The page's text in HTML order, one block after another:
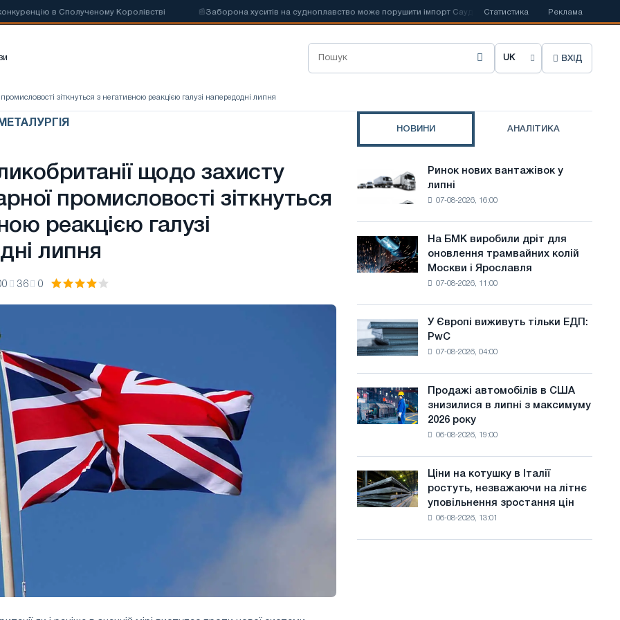
в Сполученому Королівстві 📰 Заборона хуситів на судноплавство може порушити імпорт Саудівської сталі 📰Іспанська Acerinox
Статистика Реклама
О
р
м
в
у
а
у
ВХІД
зіткнуться з негативною реакцією галузі напередодні липня
щодо захисту
промисловості зіткнуться
реакцією галузі
липня
36 0
НОВИНИ АНАЛІТИКА
Ринок
нових
вантажівок
Ринок нових вантажівок у
липні
07-08-2026, 16:00
На
БМК
виробили
трамвайних
колій
і
Ярославля
На БМК виробили дріт для
оновлення трамвайних колій
Москви і Ярославля
07-08-2026, 11:00
Європі
виживуть
PwC
У Європі виживуть тільки ЕДП:
PwC
07-08-2026, 04:00
Продажі
автомобілів
в
липні
з
року
Продажі автомобілів в США
знизилися в липні з максимуму
2026 року
06-08-2026, 19:00
Ціни
на
котушку
Ціни на котушку в Італії
ростуть, незважаючи на літнє
уповільнення зростання цін
06-08-2026, 13:01